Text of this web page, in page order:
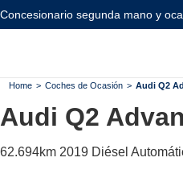
Concesionario segunda mano y
Home > Coches de Ocasión > Audi Q2
Audi Q2
62.694km 2019 Diésel